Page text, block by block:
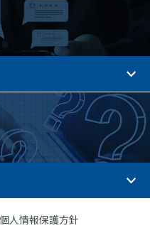
個人情報保護方針